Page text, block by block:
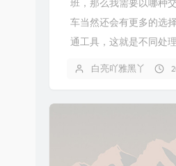
班，那么我需要以哪种
车当然还会有更多的选
通工具，这就是不同处
白亮吖雅黑丫